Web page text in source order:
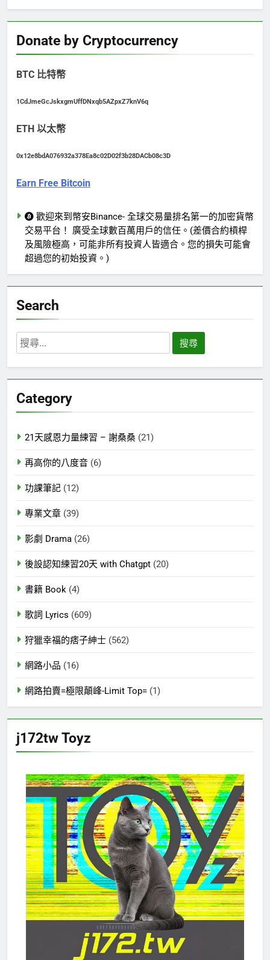
Donate by Cryptocurrency
BTC 比特幣
1CdJmeGcJskxgmUffDNxqb5AZpxZ7knV6q
ETH 以太幣
0x12e8bdA076932a378Ea8c02D02f3b28DACb08c3D
Earn Free Bitcoin
歡迎來到幣安Binance- 全球交易量排名第一的加密貨幣
交易平台！ 廣受全球數百萬用戶的信任。(差價合約槓桿
及風險極高，可能非所有投資人皆適合。您的損失可能會
超過您的初始投資。)
Search
搜
尋
字:
Category
21天感恩力量練習 – 謝桑桑 (21)
再高你的八度音 (6)
功課筆記 (12)
專業文章 (39)
影劇 Drama (26)
後設認知練習20天 with Chatgpt (20)
書籍 Book (4)
歌詞 Lyrics (609)
狩獵幸福的痞子紳士 (562)
網路小品 (16)
網路拍賣=極限顛峰-Limit Top= (1)
j172tw Toyz